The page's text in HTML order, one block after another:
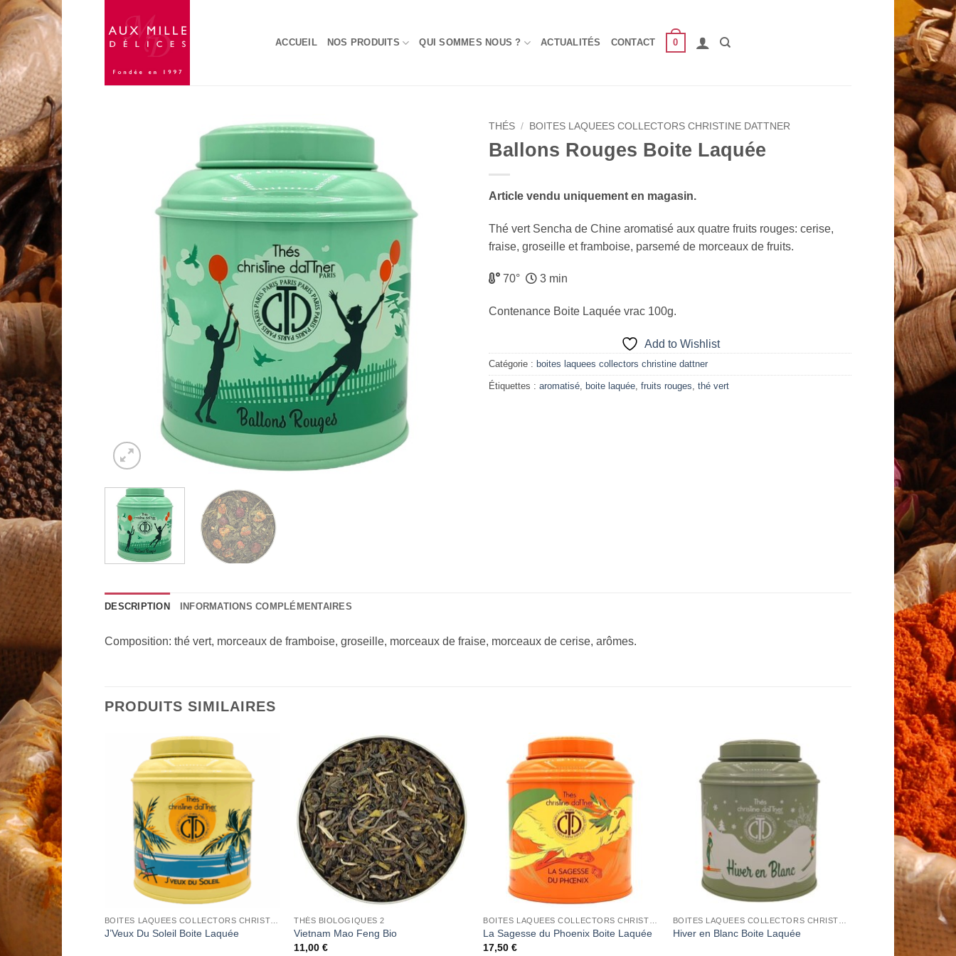
Passer
au
ACCUEIL NOS PRODUITS QUI SOMMES NOUS ? ACTUALITÉS CONTACT 0
THÉS / BOITES LAQUEES COLLECTORS CHRISTINE DATTNER
Ballons Rouges Boite Laquée
Article vendu uniquement en magasin.
Thé vert Sencha de Chine aromatisé aux quatre fruits rouges: cerise,
fraise, groseille et framboise, parsemé de morceaux de fruits.
70° 3 min
Contenance Boite Laquée vrac 100g.
Add to Wishlist
Catégorie : boites laquees collectors christine dattner
Étiquettes : aromatisé boite laquée fruits rouges thé vert
DESCRIPTION INFORMATIONS COMPLÉMENTAIRES
Composition: thé vert, morceaux de framboise, groseille, morceaux de fraise, morceaux de cerise, arômes.
PRODUITS SIMILAIRES
Add to
Wishlist
J’Veux Du Soleil Boite Laquée
Add to
Wishlist
THÉS BIOLOGIQUES 2
Vietnam Mao Feng Bio
11,00€
Add to
Wishlist
La Sagesse du Phoenix Boite Laquée
17,50€
Add to
Wishlist
Hiver en Blanc Boite Laquée
Add to
Wishlist